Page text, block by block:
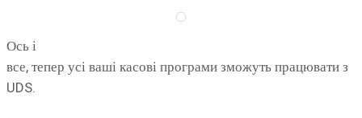
Ось і
все, тепер усі ваші касові програми зможуть працювати з
UDS.